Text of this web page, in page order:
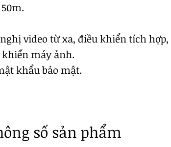
video từ xa, điều khiển tích hợp,
khiển máy ảnh.
khẩu bảo mật.
số sản phẩm